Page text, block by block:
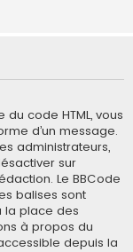
code HTML, vous
d’un message.
administrateurs,
sur
Le BBCode
balises sont
la place des
à propos du
depuis la